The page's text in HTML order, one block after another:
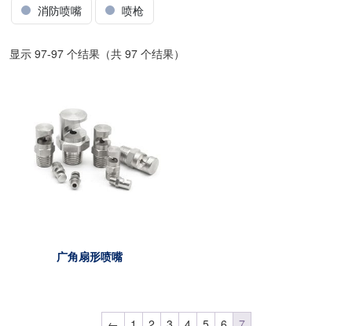
消防喷嘴
喷枪
显示 97-97 个结果（共 97 个结果）
广角扇形喷嘴